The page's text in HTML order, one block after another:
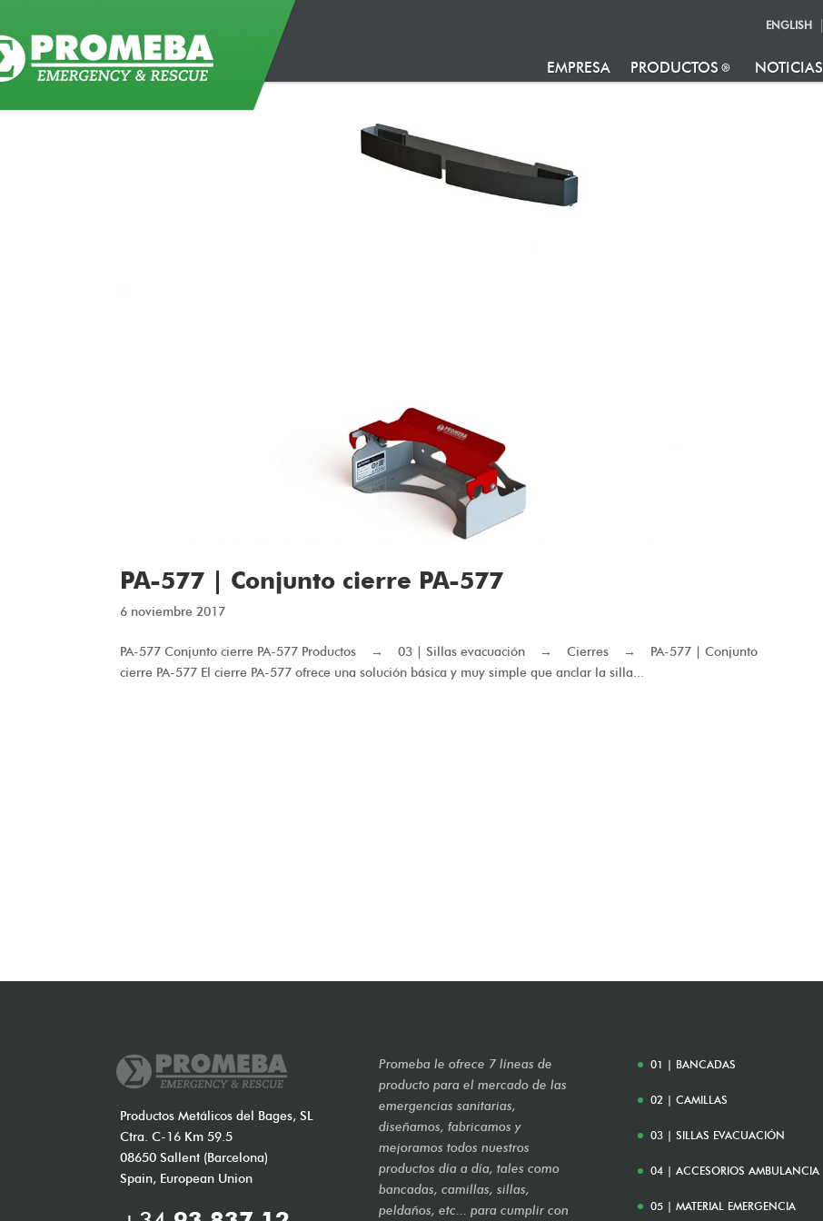
ENGLISH
EMPRESA PRODUCTOS NOTICIAS
PA-577 | Conjunto cierre PA-577
6 noviembre 2017
PA-577 Conjunto cierre PA-577 Productos → 03 | Sillas evacuación → Cierres → PA-577 | Conjunto
cierre PA-577 El cierre PA-577 ofrece una solución básica y muy simple que anclar la silla...
Productos Metálicos del Bages, SL
Ctra. C-16 Km 59.5
08650 Sallent (Barcelona)
Spain, European Union
Promeba le ofrece 7 líneas de
producto para el mercado de las
emergencias sanitarias,
diseñamos, fabricamos y
mejoramos todos nuestros
productos día a día, tales como
bancadas, camillas, sillas,
peldaños, etc... para cumplir con
01 | BANCADAS
02 | CAMILLAS
03 | SILLAS EVACUACIÓN
04 | ACCESORIOS AMBULANCIA
05 | MATERIAL EMERGENCIA